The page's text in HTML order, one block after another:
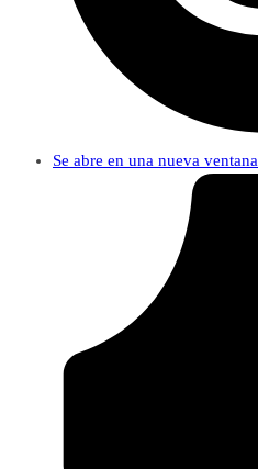
Se abre en una nueva ventana